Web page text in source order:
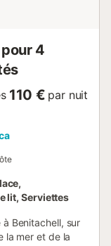
4
110 € par nuit
lit, Serviettes
Benitachell, sur
la mer et de la